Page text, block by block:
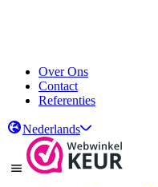
Over Ons
Contact
Referenties
Nederlands